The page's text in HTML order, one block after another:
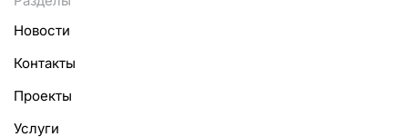
Новости
Контакты
Проекты
Услуги